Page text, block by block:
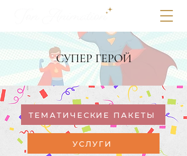
СУПЕР ГЕРОЙ
ТЕМАТИЧЕСКИЕ ПАКЕТЫ
УСЛУГИ